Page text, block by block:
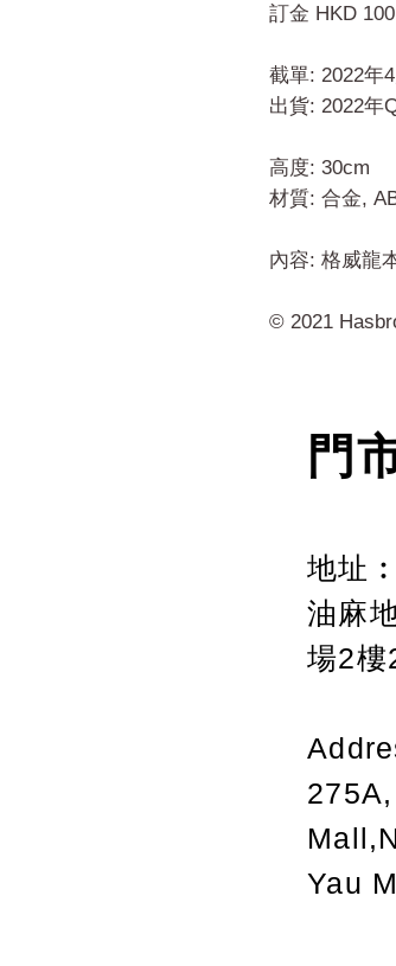
訂金 HKD 100
截單: 2022年
出貨: 2022年
高度: 30cm
材質: 合金,
內容: 格威龍
© 2021
門
地址︰
油麻
場2樓
Yau